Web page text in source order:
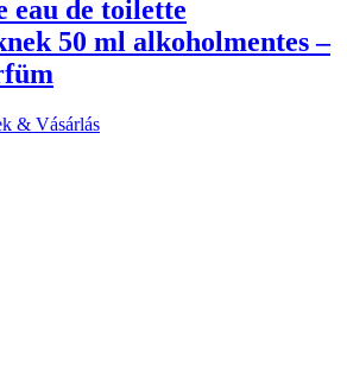
eau de toilette
50 ml alkoholmentes –
& Vásárlás